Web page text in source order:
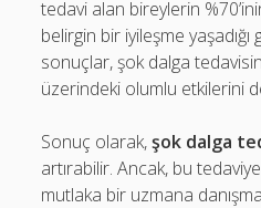
tedavi alan bireylerin
belirgin bir iyileşme
sonuçlar, şok dalga
üzerindeki olumlu etkilerini
Sonuç olarak,şok dalga
artırabilir. Ancak, bu
mutlaka bir uzmana